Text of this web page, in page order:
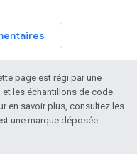
page est régi par une
et les échantillons de code
en savoir plus, consultez les
une marque déposée